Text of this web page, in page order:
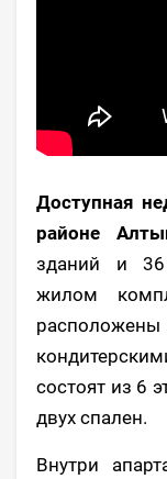
Доступная
районе
зданий и 36
жилом
расположены
состоят из 6
двух спален.
Внутри